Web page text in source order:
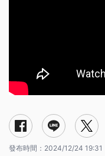
發布時間： 2024/12/24 19:31